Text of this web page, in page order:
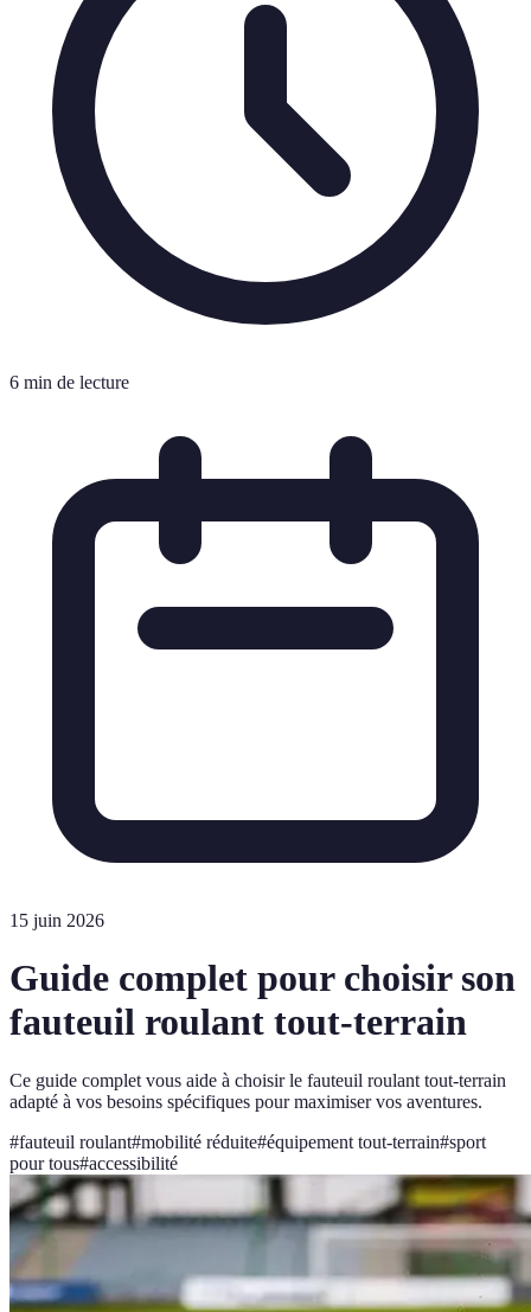
6 min de lecture
15 juin 2026
Guide complet pour choisir son
fauteuil roulant tout-terrain
Ce guide complet vous aide à choisir le fauteuil roulant tout-terrain
adapté à vos besoins spécifiques pour maximiser vos aventures.
#fauteuil roulant#mobilité réduite#équipement tout-terrain#sport
pour tous#accessibilité